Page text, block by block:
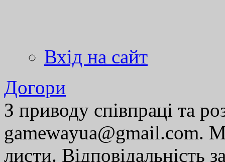
Вхід на сайт
Догори
З приводу співпраці та
gamewayua@gmail.com.
листи. Відповідальність